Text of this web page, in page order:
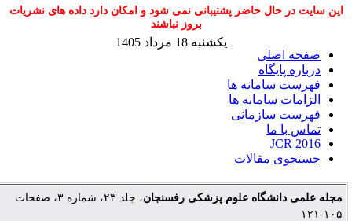
این سایت در حال حاضر پشتیبانی نمی شود و امکان دارد داده های نشریات
بروز نباشند
صفحه اصلی
درباره پایگاه
فهرست سامانه ها
الزامات سامانه ها
فهرست سازمانی
تماس با ما
JCR 2016
جستجوی مقالات
یکشنبه 18 مرداد 1405
مجله علمی دانشگاه علوم پزشکی رفسنجان
، جلد ۲۳، شماره ۳، صفحات
۱۰۵-۱۲۱